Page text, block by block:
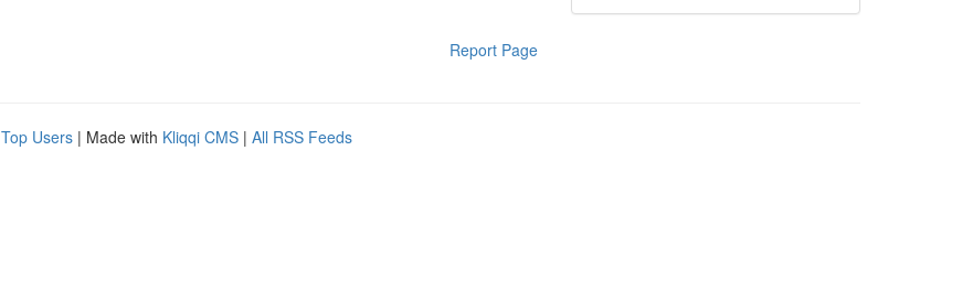
Report Page
Top Users | Made with Kliqqi CMS | All RSS Feeds